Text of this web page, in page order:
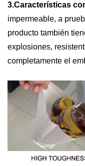
3.Características
impermeable, a
producto también
explosiones,
completamente el